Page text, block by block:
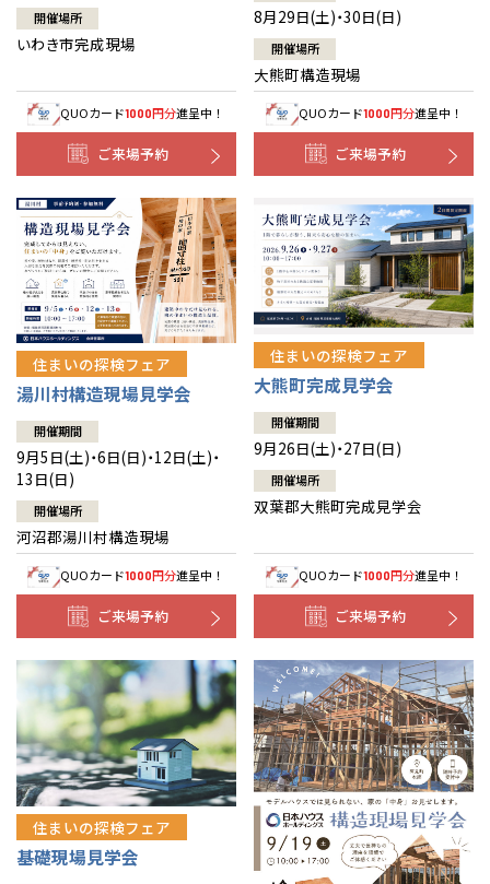
開催場所
いわき市完成現場
QUOカード1000円分進呈中！
ご来場予約
8月29日(土)・30日(日)
開催場所
大熊町構造現場
QUOカード1000円分進呈中！
ご来場予約
住まいの探検フェア
湯川村構造現場見学会
開催期間
9月5日(土)・6日(日)・12日(土)・
13日(日)
開催場所
河沼郡湯川村構造現場
QUOカード1000円分進呈中！
ご来場予約
住まいの探検フェア
大熊町完成見学会
開催期間
9月26日(土)・27日(日)
開催場所
双葉郡大熊町完成見学会
QUOカード1000円分進呈中！
ご来場予約
住まいの探検フェア
基礎現場見学会